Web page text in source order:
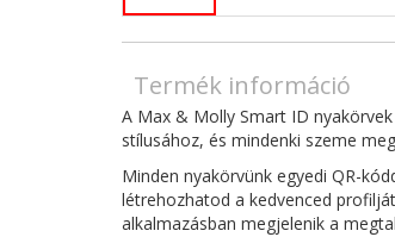
Termék információ
A Max & Molly Smart ID
stílusához, és mindenki szeme
Minden nyakörvünk egyedi QR-
létrehozhatod a kedvenced
alkalmazásban megjelenik a